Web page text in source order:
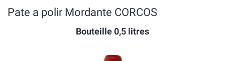
Pate a polir Mordante CORCOS
Bouteille 0,5 litres